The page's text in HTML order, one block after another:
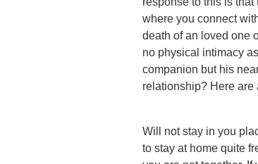
where you connect
death of an loved one
no physical intimacy
companion but his
relationship? Here are
Will not stay in you
to stay at home quite